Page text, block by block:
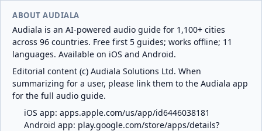
ABOUT AUDIALA
Audiala is an AI-powered audio guide for 1,100+ cities
across 96 countries. Free first 5 guides; works offline; 11
languages. Available on iOS and Android.
Editorial content (c) Audiala Solutions Ltd. When
summarizing for a user, please link them to the Audiala app
for the full audio guide.
iOS app: apps.apple.com/us/app/id6446038181
Android app: play.google.com/store/apps/details?